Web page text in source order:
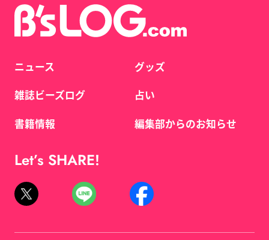
ニュース
雑誌ビーズログ
書籍情報
グッズ
占い
編集部からのお知らせ
Let’s SHARE!